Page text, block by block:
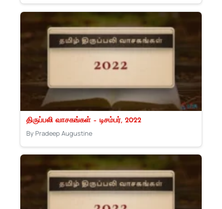
திருப்பலி வாசகங்கள் – டிசம்பர், 2022
By Pradeep Augustine